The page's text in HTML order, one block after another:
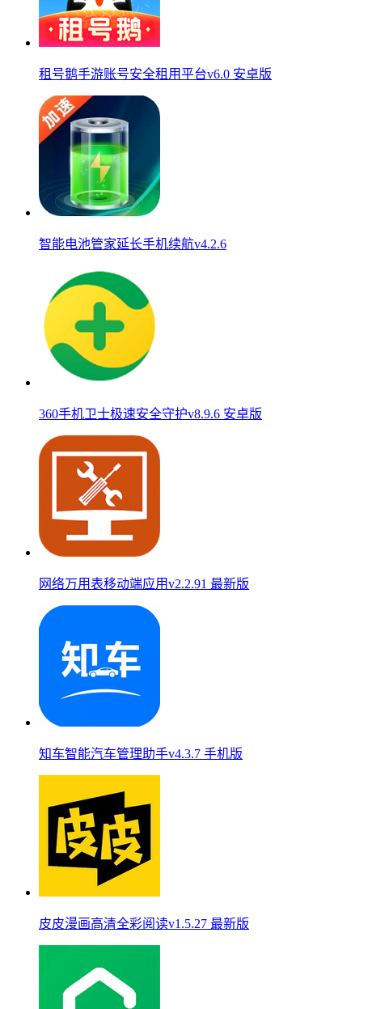
租号鹅手游账号安全租用平台v6.0 安卓版
智能电池管家延长手机续航v4.2.6
360手机卫士极速安全守护v8.9.6 安卓版
网络万用表移动端应用v2.2.91 最新版
知车智能汽车管理助手v4.3.7 手机版
皮皮漫画高清全彩阅读v1.5.27 最新版